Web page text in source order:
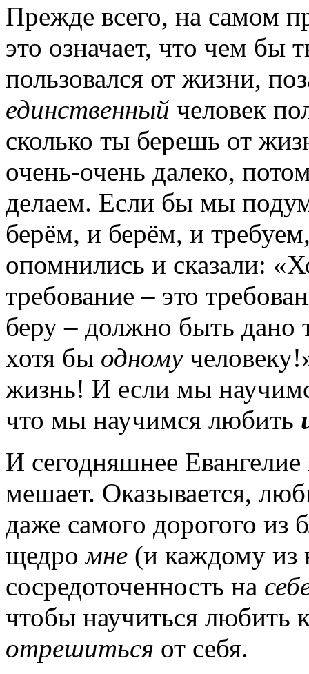
Прежде всего, на самом
это означает, что чем
пользовался от жизни,
единственный человек
сколько ты берешь от
очень-очень далеко,
делаем. Если бы мы
берём, и берём, и
опомнились и сказали:
требование – это
беру – должно быть
хотя бы одному
жизнь! И если мы
что мы научимся любить
И сегодняшнее
мешает. Оказывается,
даже самого дорогого
щедромне (и каждому из
сосредоточенность на
чтобы научиться любить
отрешиться от себя.